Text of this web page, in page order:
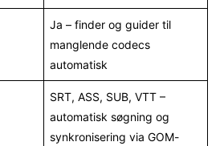
Ja – finder og guider til
manglende codecs
automatisk
SRT, ASS, SUB, VTT –
automatisk søgning og
synkronisering via GOM-